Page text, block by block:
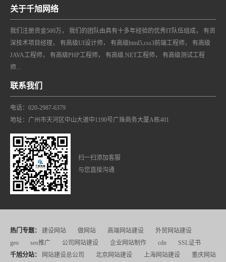
关于千旭网络
我们注册资金500万， 我们的团队由具有十多年经验的优秀IT队伍组成， 有资
深技术项目经理， 有高级UI设计师， 有高级html5,css3前端工程师， 有高级
JAVA工程师， 有高级PHP工程师， 有高级.NET工程师， 有高级测试工程
师…
联系我们
电话：020-2987-6379
地址：广州市天河区中山大道中1190号广珠商务大厦A栋401
扫一扫添加客服
与您直接沟通
热门专题： 建设网站 做网站 高端网站建设
外贸网站建设
geo
seo推广 公司网站建设 企业网站制作 cdn
SSL证书
千旭分站：
网站建设总公司 北京网站建设 上海网站建设
重庆网站